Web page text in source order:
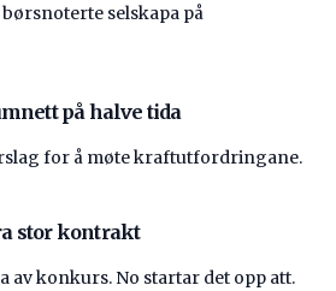
selskapa på
på halve tida
for å møte kraftutfordringane.
stor kontrakt
av konkurs. No startar det opp att.